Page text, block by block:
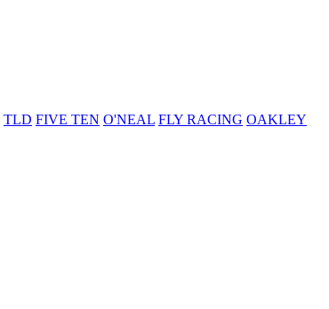
TLD FIVE TEN O'NEAL FLY RACING OAKLEY